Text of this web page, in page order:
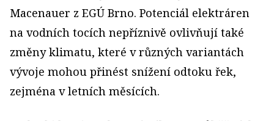
Macenauer z EGÚ Brno. Potenciál elektráren
na vodních tocích nepříznivě ovlivňují také
změny klimatu, které v různých variantách
vývoje mohou přinést snížení odtoku řek,
zejména v letních měsících.